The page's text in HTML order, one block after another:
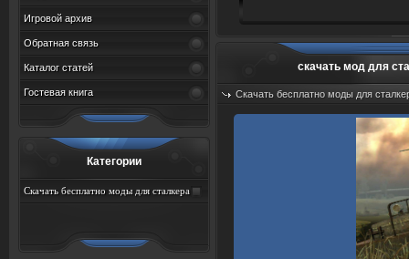
Игровой архив
Обратная связь
Каталог статей
Гостевая книга
Категории
Скачать бесплатно моды для сталкера
скачать мод для
Скачать бесплатно моды для
Добавил:sah767 Дата: 08.08.2026